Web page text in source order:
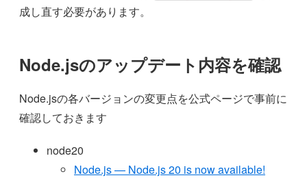
成し直す必要があります。
Node.jsのアップデート内容を確認
Node.jsの各バージョンの変更点を公式ページで事前に
確認しておきます
node20
Node.js — Node.js 20 is now available!